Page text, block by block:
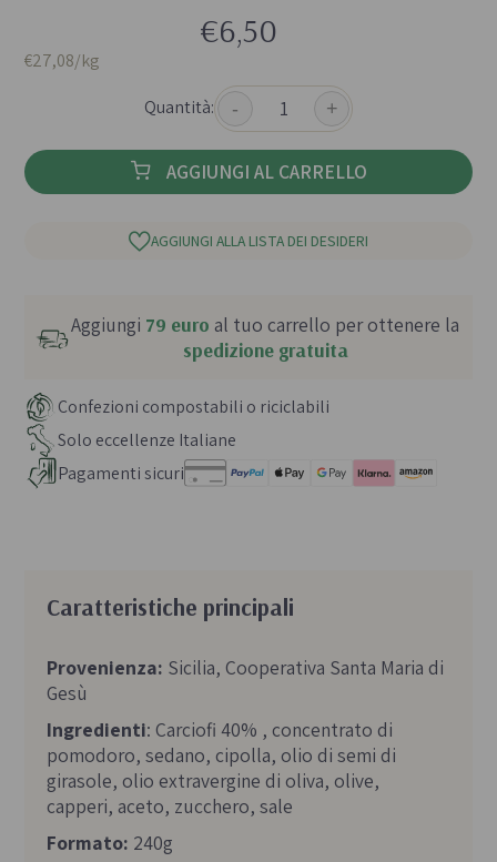
€6,50
€27,08/kg
Quantità:
- +
AGGIUNGI AL CARRELLO
AGGIUNGI ALLA LISTA DEI DESIDERI
Aggiungi 79 euro al tuo carrello per ottenere la
spedizione gratuita
Confezioni compostabili o riciclabili
Solo eccellenze Italiane
Pagamenti sicuri
Caratteristiche principali
Provenienza: Sicilia, Cooperativa Santa Maria di
Gesù
Ingredienti: Carciofi 40% , concentrato di
pomodoro, sedano, cipolla, olio di semi di
girasole, olio extravergine di oliva, olive,
capperi, aceto, zucchero, sale
Formato: 240g